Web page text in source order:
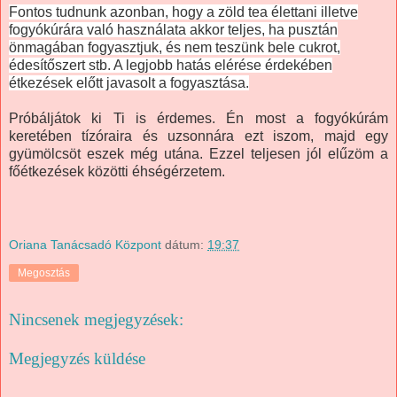
Fontos tudnunk azonban, hogy a zöld tea élettani illetve
fogyókúrára való használata akkor teljes, ha pusztán
önmagában fogyasztjuk, és nem teszünk bele cukrot,
édesítőszert stb. A legjobb hatás elérése érdekében
étkezések előtt javasolt a fogyasztása.
Próbáljátok ki Ti is érdemes. Én most a fogyókúrám
keretében tízóraira és uzsonnára ezt iszom, majd egy
gyümölcsöt eszek még utána. Ezzel teljesen jól elűzöm a
főétkezések közötti éhségérzetem.
Oriana Tanácsadó Központ dátum: 19:37
Megosztás
Nincsenek megjegyzések:
Megjegyzés küldése